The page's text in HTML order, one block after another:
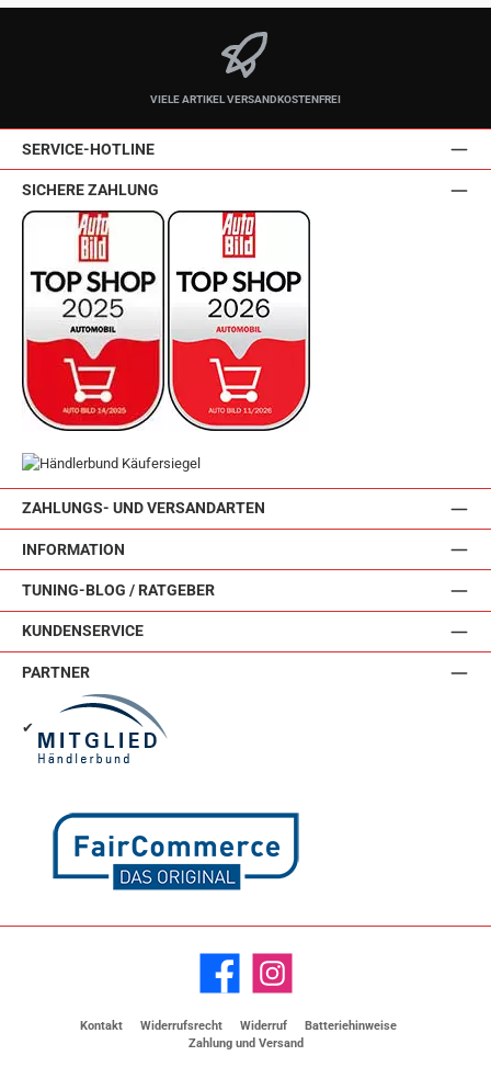
VIELE ARTIKEL VERSANDKOSTENFREI
SERVICE-HOTLINE
ZAHLUNGS- UND VERSANDARTEN
INFORMATION
TUNING-BLOG / RATGEBER
KUNDENSERVICE
SICHERE ZAHLUNG
PARTNER
✔
Facebook Instagram
Kontakt Widerrufsrecht Widerruf
Batteriehinweise
Zahlung und Versand